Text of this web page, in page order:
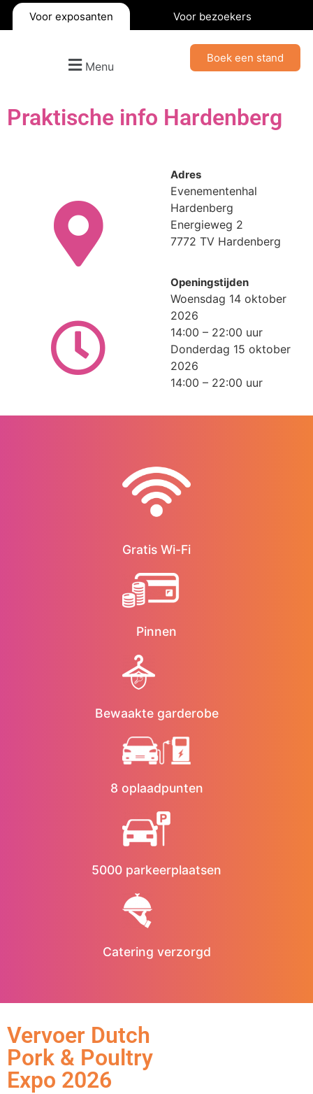
Voor exposanten Voor bezoekers
Menu
Boek een stand
Praktische info Hardenberg
Adres
Evenementenhal
Hardenberg
Energieweg 2
7772 TV Hardenberg
Openingstijden
Woensdag 14 oktober
2026
14:00 – 22:00 uur
Donderdag 15 oktober
2026
14:00 – 22:00 uur
Gratis Wi-Fi
Pinnen
Bewaakte garderobe
8 oplaadpunten
5000 parkeerplaatsen
Catering verzorgd
Vervoer Dutch
Pork & Poultry
Expo 2026